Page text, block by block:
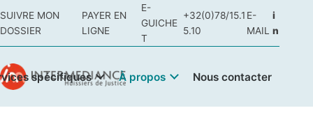
SUIVRE MON
DOSSIER
PAYER EN
LIGNE
E-
GUICHE
T
+32(0)78/15.1
5.10
E-
MAIL
i
n
spécifiques À propos Nous contacter